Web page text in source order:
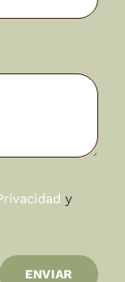
y
ENVIAR